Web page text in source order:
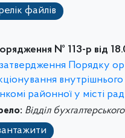
файлів
№ 113-р від
Порядку
районної у місті
Відділ